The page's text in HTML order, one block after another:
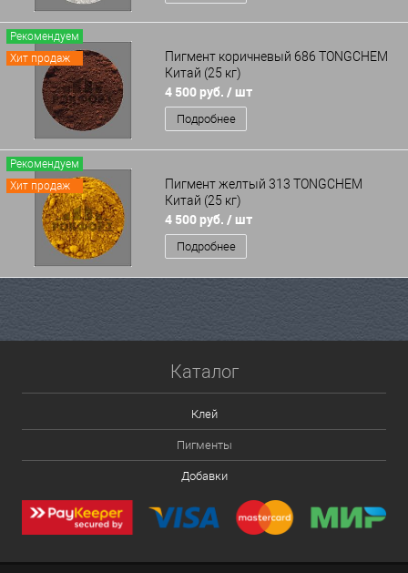
Рекомендуем
Хит продаж
Пигмент коричневый 686 TONGCHEM
Китай (25 кг)
4 500 руб. / шт
Подробнее
Рекомендуем
Хит продаж
Пигмент желтый 313 TONGCHEM
Китай (25 кг)
4 500 руб. / шт
Подробнее
Каталог
Клей
Пигменты
Добавки